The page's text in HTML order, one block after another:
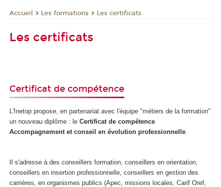
Accueil Les formations Les certificats
Les certificats
Certificat de compétence
L'Inetop propose, en partenariat avec l'équipe "métiers de la formation"
un nouveau diplôme : le Certificat de compétence
Accompagnement et conseil en évolution professionnelle.
Il s'adresse à des conseillers formation, conseillers en orientation,
conseillers en insertion professionnelle, conseillers en gestion des
carrières, en organismes publics (Apec, missions locales, Carif Oref,